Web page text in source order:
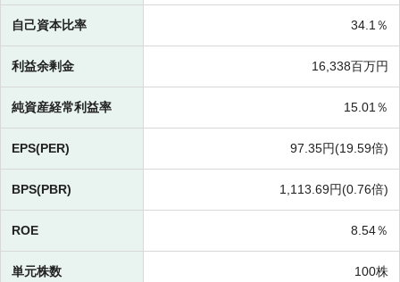
自己資本比率 34.1％
利益余剰金 16,338百万円
純資産経常利益率 15.01％
EPS(PER) 97.35円(19.59倍)
BPS(PBR) 1,113.69円(0.76倍)
ROE 8.54％
単元株数 100株